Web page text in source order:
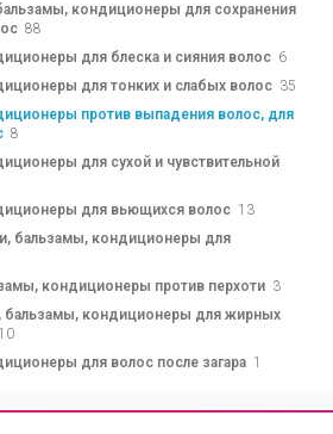
кондиционеры для сохранения
88
для блеска и сияния волос 6
для тонких и слабых волос 35
против выпадения волос, для
8
для сухой и чувствительной
для вьющихся волос 13
бальзамы, кондиционеры для
кондиционеры против перхоти 3
бальзамы, кондиционеры для жирных
10
для волос после загара 1